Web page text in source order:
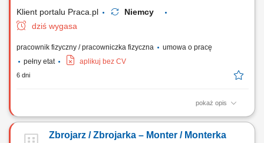
Klient portalu Praca.pl
Niemcy
dziś wygasa
pracownik fizyczny / pracowniczka fizyczna
umowa o pracę
pełny etat
aplikuj bez CV
6 dni
pokaż opis
Układanie elementów ze stali zbrojeniowej w formach i deskowaniach
ciesielskich, w tym przy montażu i demontażu struktur drewnianych oraz
Zbrojarz / Zbrojarka – Monter / Monterka